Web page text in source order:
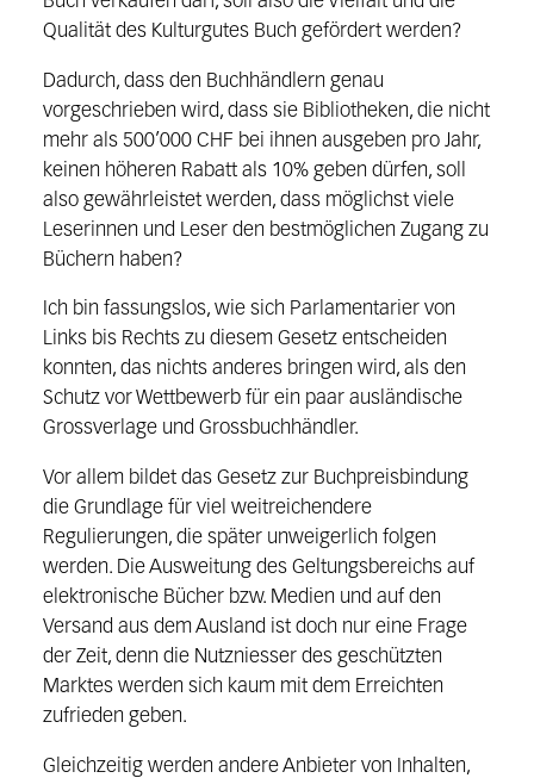
Qualität des Kulturgutes Buch gefördert werden?
Dadurch, dass den Buchhändlern genau
vorgeschrieben wird, dass sie Bibliotheken, die nicht
mehr als 500’000 CHF bei ihnen ausgeben pro Jahr,
keinen höheren Rabatt als 10% geben dürfen, soll
also gewährleistet werden, dass möglichst viele
Leserinnen und Leser den bestmöglichen Zugang zu
Büchern haben?
Ich bin fassungslos, wie sich Parlamentarier von
Links bis Rechts zu diesem Gesetz entscheiden
konnten, das nichts anderes bringen wird, als den
Schutz vor Wettbewerb für ein paar ausländische
Grossverlage und Grossbuchhändler.
Vor allem bildet das Gesetz zur Buchpreisbindung
die Grundlage für viel weitreichendere
Regulierungen, die später unweigerlich folgen
werden. Die Ausweitung des Geltungsbereichs auf
elektronische Bücher bzw. Medien und auf den
Versand aus dem Ausland ist doch nur eine Frage
der Zeit, denn die Nutzniesser des geschützten
Marktes werden sich kaum mit dem Erreichten
zufrieden geben.
Gleichzeitig werden andere Anbieter von Inhalten,